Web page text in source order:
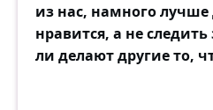
из нас, намного лучше
нравится, а не
ли делают другие то,